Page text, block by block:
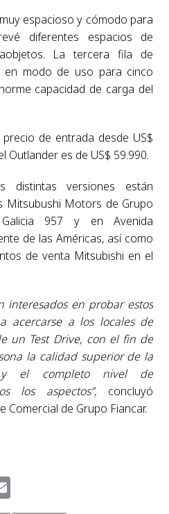
espacioso y cómodo para
diferentes espacios de
La tercera fila de
en modo de uso para cinco
capacidad de carga del
de entrada desde US$
Outlander es de US$ 59.990.
distintas versiones están
Mitsubushi Motors de Grupo
957 y en Avenida
de las Américas, así como
de venta Mitsubishi en el
interesados en probar estos
acercarse a los locales de
un Test Drive, con el fin de
la calidad superior de la
y el completo nivel de
los aspectos”, concluyó
Comercial de Grupo Fiancar.
Email